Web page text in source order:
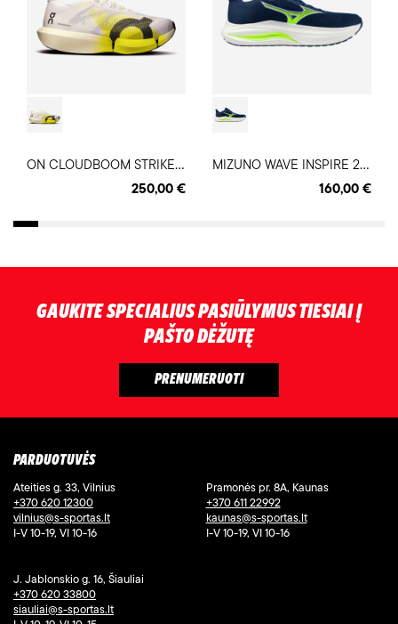
O
N CLOUDBOOM STRIKE 2 bėgimo batai
250,00 €
M
IZUNO WAVE INSPIRE 22 vyriški bėgimo batai
160,00 €
GAUKITE SPECIALIUS PASIŪLYMUS TIESIAI Į
PAŠTO DĖŽUTĘ
PARDUOTUVĖS
Ateities g. 33, Vilnius
+370 620 12300
vilnius@s-sportas.lt
I-V 10-19, VI 10-16
Pramonės pr. 8A, Kaunas
+370 611 22992
kaunas@s-sportas.lt
I-V 10-19, VI 10-16
J. Jablonskio g. 16, Šiauliai
+370 620 33800
siauliai@s-sportas.lt